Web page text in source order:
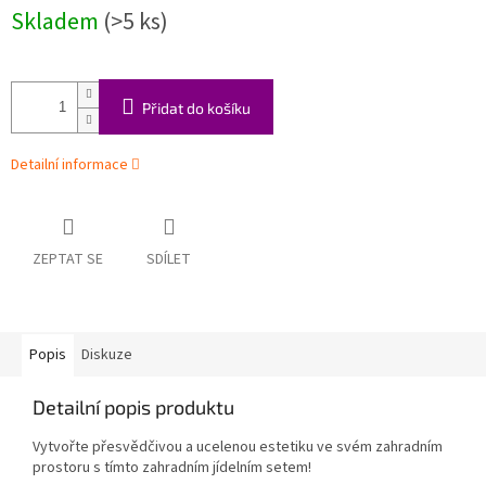
cena:
Skladem (>5 ks)
Přidat do košíku
Detailní informace
ZEPTAT SE SDÍLET
Popis Diskuze
Detailní popis produktu
Vytvořte přesvědčivou a ucelenou estetiku ve svém zahradním
prostoru s tímto zahradním jídelním setem!